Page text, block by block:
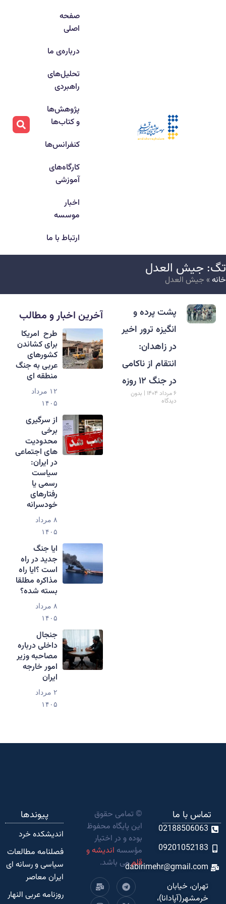
صفحه
اصلی
درباره‌ی ما
تحلیل‌های
راهبردی
پژوهش‌ها
و کتاب‌ها
کنفرانس‌ها
کارگاه‌های
آموزشی
اخبار
موسسه
ارتباط با ما
جیش العدل
» جیش العدل
پشت پرده و
انگیزه ترور اخیر
در زاهدان:
انتقام از ناکامی
در جنگ ۱۲ روزه
۶ مرداد ۱۴۰۴
بدون
دیدگاه
آخرین اخبار و مطالب
طرح امریکا
برای کشاندن
کشورهای
عربی به جنگ
منطقه ای
۱۲ مرداد
۱۴۰۵
از سرگیری
برخی
محدودیت
های اجتماعی
در ایران:
سیاست
رسمی یا
رفتارهای
خودسرانه
۸ مرداد
۱۴۰۵
ایا جنگ
جدید در راه
است ؟ایا راه
مذاکره مطلقا
بسته شده؟
۸ مرداد
۱۴۰۵
جنجال
داخلی درباره
مصاحبه وزیر
امور خارجه
ایران
۲ مرداد
۱۴۰۵
تماس با ما
02188506063
09201052183
dabirimehr@gmail.com
تهران، خیابان
خرمشهر(آپادانا)،
© تمامی حقوق
این پایگاه محفوظ
بوده و در اختیار
مؤسسه اندیشه و
قلممی باشد.
پیوندها
اندیشکده‌ خرد
فصلنامه مطالعات
سیاسی و رسانه ای
ایران معاصر
روزنامه عربی النهار